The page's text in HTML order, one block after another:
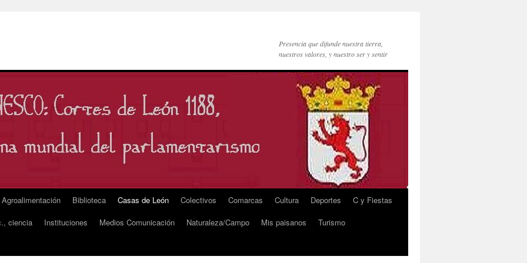
Presencia que difunde nuestra tierra,
nuestros valores, y nuestro ser y sentir
Agroalimentación Biblioteca Casas de León Colectivos Comarcas Cultura Deportes
C y Fiestas
ciencia Instituciones Medios Comunicación Naturaleza/Campo Mis paisanos
Turismo